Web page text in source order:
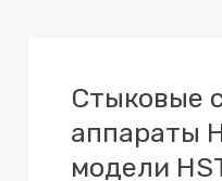
Стыковые
аппараты
модели